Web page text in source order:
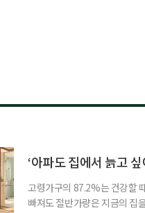
‘아파도 집에서 늙고
고령가구의 87.2%는 건강할
빠져도 절반가량은 지금의 집